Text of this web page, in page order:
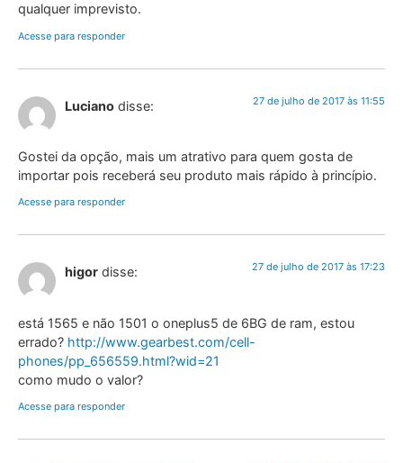
qualquer imprevisto.
Acesse para responder
Luciano disse: 27 de julho de 2017 às 11:55
Gostei da opção, mais um atrativo para quem gosta de
importar pois receberá seu produto mais rápido à princípio.
Acesse para responder
higor disse: 27 de julho de 2017 às 17:23
está 1565 e não 1501 o oneplus5 de 6BG de ram, estou
errado? http://www.gearbest.com/cell-
phones/pp_656559.html?wid=21
como mudo o valor?
Acesse para responder